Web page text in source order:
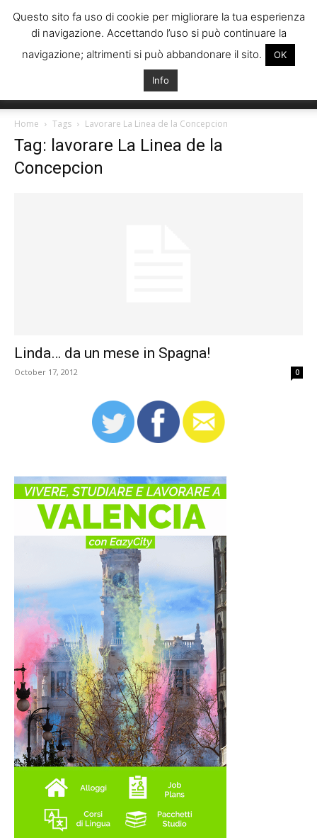
Italiani
Home Tags Lavorare La Linea de la Concepcion
Tag: lavorare La Linea de la
Concepcion
Linda… da un mese in Spagna!
October 17, 2012 0
Questo sito fa uso di cookie per migliorare la tua esperienza
di navigazione. Accettando l’uso si può continuare la
navigazione; altrimenti si può abbandonare il sito.
OK
Info